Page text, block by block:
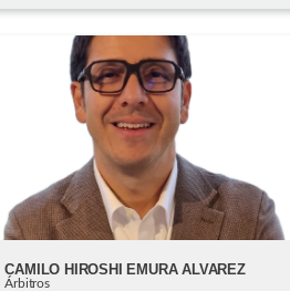
CAMILO HIROSHI EMURA ALVAREZ
Árbitros